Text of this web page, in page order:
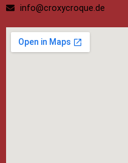
info@croxycroque.de